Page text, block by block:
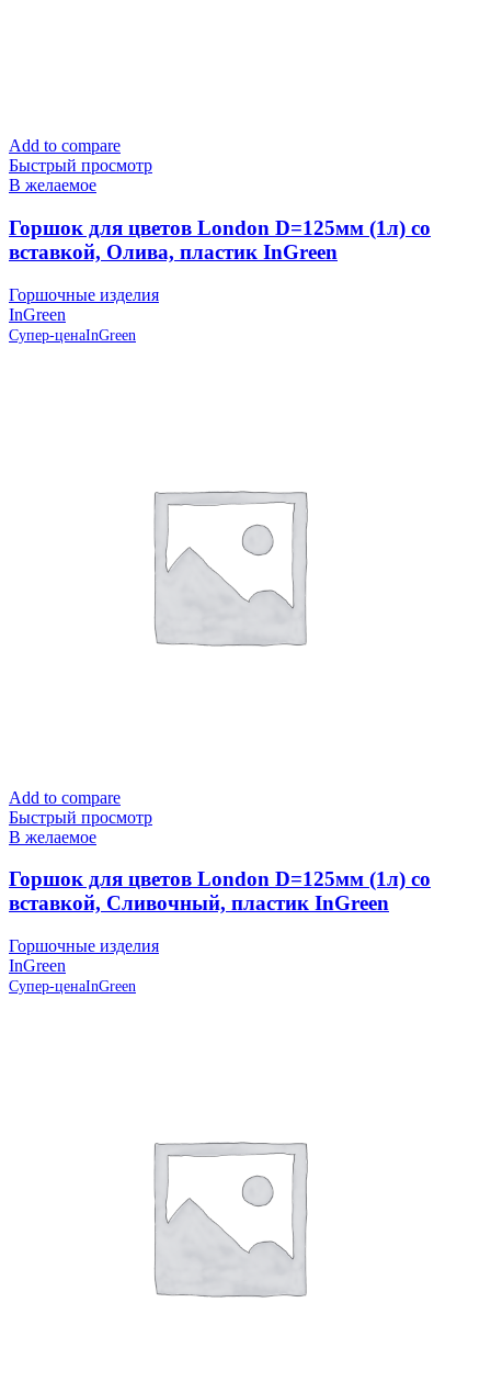
Add to compare
Быстрый просмотр
В желаемое
Горшок для цветов London D=125мм (1л) со
вставкой, Олива, пластик InGreen
Горшочные изделия
InGreen
Супер-ценаInGreen
Add to compare
Быстрый просмотр
В желаемое
Горшок для цветов London D=125мм (1л) со
вставкой, Сливочный, пластик InGreen
Горшочные изделия
InGreen
Супер-ценаInGreen